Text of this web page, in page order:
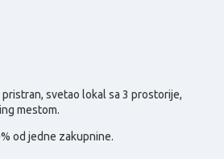
pristran, svetao lokal sa 3 prostorije,
mestom.
od jedne zakupnine.